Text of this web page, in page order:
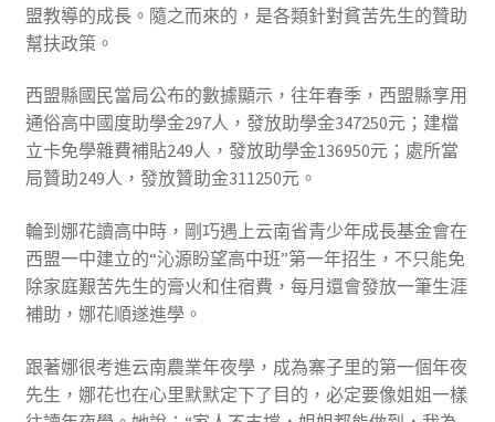
盟教導的成長。隨之而來的，是各類針對貧苦先生的贊助
幫扶政策。
西盟縣國民當局公布的數據顯示，往年春季，西盟縣享用
通俗高中國度助學金297人，發放助學金347250元；建檔
立卡免學雜費補貼249人，發放助學金136950元；處所當
局贊助249人，發放贊助金311250元。
輪到娜花讀高中時，剛巧遇上云南省青少年成長基金會在
西盟一中建立的“沁源盼望高中班”第一年招生，不只能免
除家庭艱苦先生的膏火和住宿費，每月還會發放一筆生涯
補助，娜花順遂進學。
跟著娜很考進云南農業年夜學，成為寨子里的第一個年夜
先生，娜花也在心里默默定下了目的，必定要像姐姐一樣